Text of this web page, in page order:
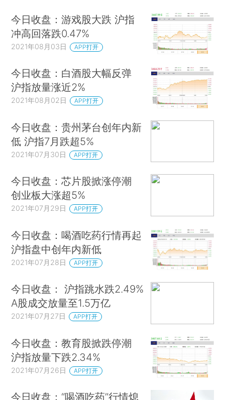
今日收盘：游戏股大跌 沪指
冲高回落跌0.47%
2021年08月03日 APP打开
今日收盘：白酒股大幅反弹
沪指放量涨近2%
2021年08月02日 APP打开
今日收盘：贵州茅台创年内新
低 沪指7月跌超5%
2021年07月30日 APP打开
今日收盘：芯片股掀涨停潮
创业板大涨超5%
2021年07月29日 APP打开
今日收盘：喝酒吃药行情再起
沪指盘中创年内新低
2021年07月28日 APP打开
今日收盘： 沪指跳水跌2.49%
A股成交放量至1.5万亿
2021年07月27日 APP打开
今日收盘：教育股掀跌停潮
沪指放量下跌2.34%
2021年07月26日 APP打开
今日收盘：“喝酒吃药”行情熄